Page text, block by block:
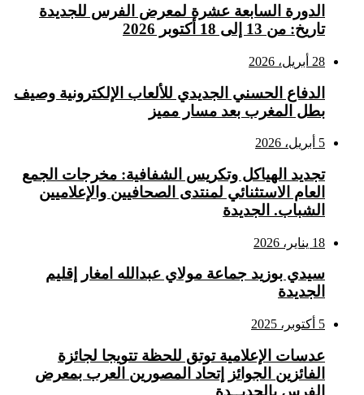
الدورة السابعة عشرة لمعرض الفرس للجديدة
تاريخ: من 13 إلى 18 أكتوبر 2026
28 أبريل، 2026
الدفاع الحسني الجديدي للألعاب الإلكترونية وصيف
بطل المغرب بعد مسار مميز
5 أبريل، 2026
تجديد الهياكل وتكريس الشفافية: مخرجات الجمع
العام الاستثنائي لمنتدى الصحافيين والإعلاميين
الشباب. الجديدة
18 يناير، 2026
سيدي بوزيد جماعة مولاي عبدالله امغار إقليم
الجديدة
5 أكتوبر، 2025
عدسات الإعلامية توتق للحظة تتويجا لجائزة
الفائزين الجوائز إتحاد المصورين العرب بمعرض
الفرس بالجديــدة